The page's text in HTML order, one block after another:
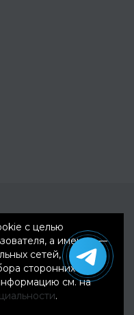
с целью
а именно —
сетей,
сторонних
см. на
.